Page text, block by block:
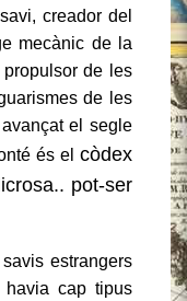
creador del
mecànic de la
de les
de les
el segle
és el còdex
pot-ser
estrangers
cap tipus